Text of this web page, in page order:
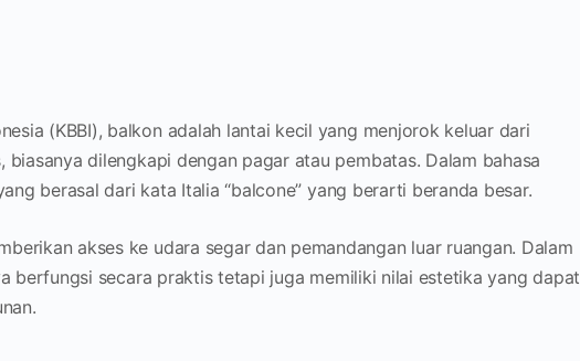
(KBBI), balkon adalah lantai kecil yang menjorok keluar dari
dilengkapi dengan pagar atau pembatas. Dalam bahasa
berasal dari kata Italia “balcone” yang berarti beranda besar.
akses ke udara segar dan pemandangan luar ruangan. Dalam
berfungsi secara praktis tetapi juga memiliki nilai estetika yang dapat